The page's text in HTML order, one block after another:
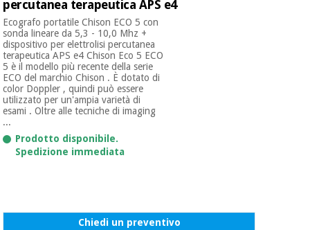
percutanea terapeutica APS e4
Ecografo portatile Chison ECO 5 con
sonda lineare da 5,3 - 10,0 Mhz +
dispositivo per elettrolisi percutanea
terapeutica APS e4 Chison Eco 5 ECO
5 è il modello più recente della serie
ECO del marchio Chison . È dotato di
color Doppler , quindi può essere
utilizzato per un'ampia varietà di
esami . Oltre alle tecniche di imaging
...
Prodotto disponibile.
Spedizione immediata
Chiedi un preventivo